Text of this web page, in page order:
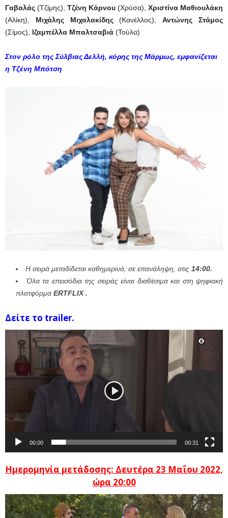
Γαβαλάς (Τζίμης), Τζένη Κάρνου (Χρύσα), Χριστίνα Μαθιουλάκη
(Αλίκη), Μιχάλης Μιχαλακίδης(Κανέλλος),Αντώνης Στάμος
(Σίμος), Ιζαμπέλλα Μπαλτσαβιά (Τούλα)
Στον ρόλο της Σύλβιας Δελλή, κόρης της Μάρμως, εμφανίζεται
η Τζένη Μπότση
Η σειρά μεταδίδεται καθημερινά, σε επανάληψη, στις 14:00.
Όλα τα επεισόδια της σειράς είναι διαθέσιμα και στη ψηφιακή
πλατφόρμα ERTFLIX .
Δείτε το trailer.
Πρόγραμμα
Αναπαραγωγής
Βίντεο
00:00 00:31
Ημερομηνία μετάδοσης: Δευτέρα 23 Μαΐου 2022,
ώρα 20:00